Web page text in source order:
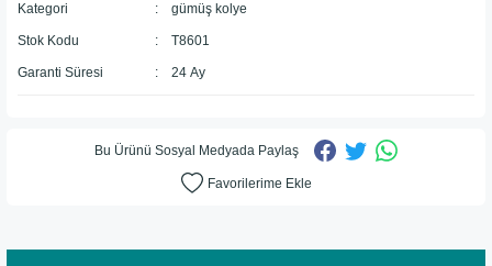
Kategori gümüş kolye
Stok Kodu T8601
Garanti Süresi 24 Ay
Bu Ürünü Sosyal Medyada Paylaş